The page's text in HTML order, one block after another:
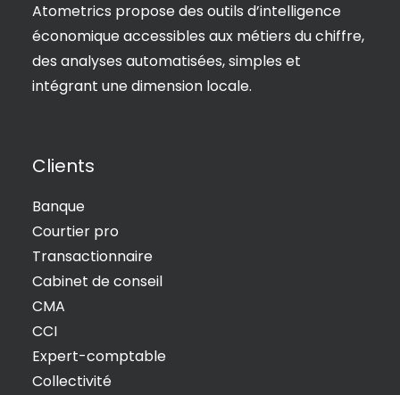
Atometrics propose des outils d’intelligence
économique accessibles aux métiers du chiffre,
des analyses automatisées, simples et
intégrant une dimension locale.
Clients
Banque
Courtier pro
Transactionnaire
Cabinet de conseil
CMA
CCI
Expert-comptable
Collectivité